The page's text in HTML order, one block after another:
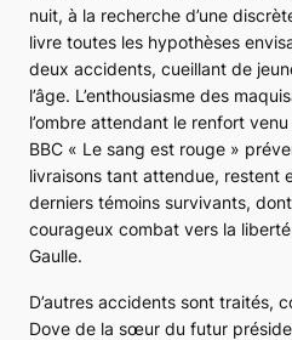
nuit, à la recherche d’une
livre toutes les hypothèses
deux accidents, cueillant de
l’âge. L’enthousiasme des
l’ombre attendant le renfort
BBC « Le sang est rouge »
livraisons tant attendue, restent
derniers témoins survivants,
courageux combat vers la
Gaulle.
D’autres accidents sont traités,
Dove de la sœur du futur